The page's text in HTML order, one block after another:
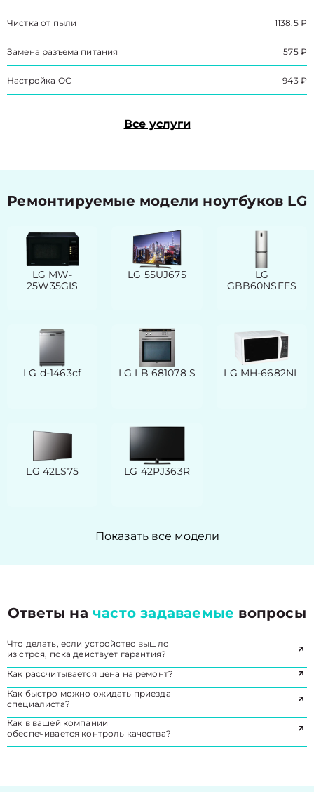
Чистка от пыли 1138.5 ₽
Замена разъема питания 575 ₽
Настройка ОС 943 ₽
Все услуги
Ремонтируемые модели ноутбуков LG
LG MW-
25W35GIS
LG 55UJ675
LG
GBB60NSFFS
LG d‑1463cf LG LB 681078 S LG MH-6682NL
LG 42LS75 LG 42PJ363R
Показать все модели
Ответы начасто задаваемые вопросы
Что делать, если устройство вышло
из строя, пока действует гарантия?
Как рассчитывается цена на ремонт?
Как быстро можно ожидать приезда
специалиста?
Как в вашей компании
обеспечивается контроль качества?